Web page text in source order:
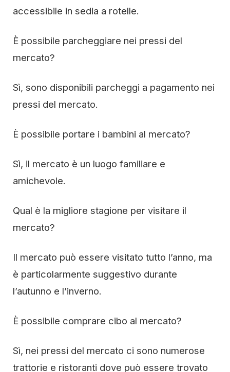
accessibile in sedia a rotelle.
È possibile parcheggiare nei pressi del
mercato?
Sì, sono disponibili parcheggi a pagamento nei
pressi del mercato.
È possibile portare i bambini al mercato?
Sì, il mercato è un luogo familiare e
amichevole.
Qual è la migliore stagione per visitare il
mercato?
Il mercato può essere visitato tutto l’anno, ma
è particolarmente suggestivo durante
l’autunno e l’inverno.
È possibile comprare cibo al mercato?
Sì, nei pressi del mercato ci sono numerose
trattorie e ristoranti dove può essere trovato